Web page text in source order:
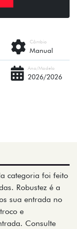
Câmbio
Manual
Ano/Modelo
2026/2026
categoria foi feito
Robustez é a
sua entrada no
e
Consulte